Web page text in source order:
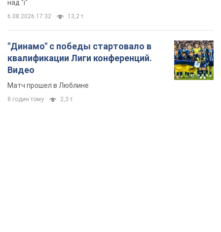
над "i"
6.08.2026 17:32 13,2 т.
"Динамо" с победы стартовало в
квалификации Лиги конференций.
Видео
Матч прошел в Люблине
8 годин тому 2,3 т.